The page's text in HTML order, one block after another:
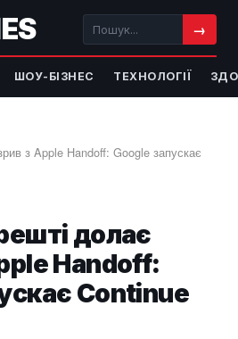
→
ШОУ-БІЗНЕС ТЕХНОЛОГІЇ
з Apple Handoff: Google запускає
долає
Handoff:
Continue